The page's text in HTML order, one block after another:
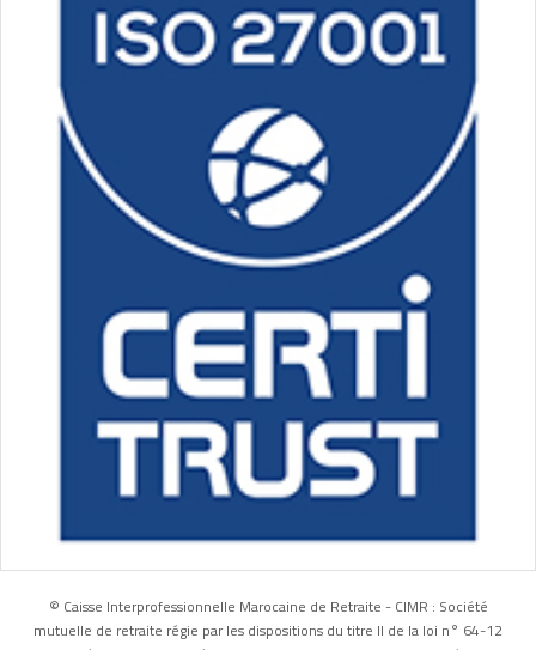
© Caisse Interprofessionnelle Marocaine de Retraite - CIMR : Société
mutuelle de retraite régie par les dispositions du titre II de la loi n° 64-12